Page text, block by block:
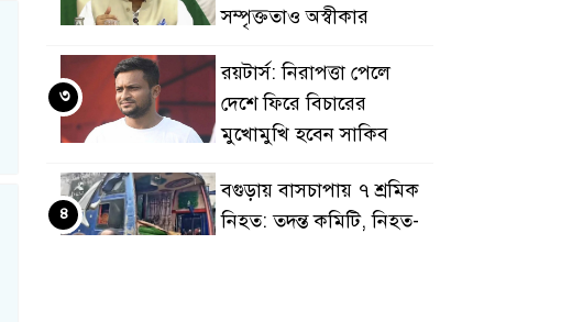
সম্পৃক্ততাও অস্বীকার
রয়টার্স: নিরাপত্তা পেলে
দেশে ফিরে বিচারের
মুখোমুখি হবেন সাকিব
৩
বগুড়ায় বাসচাপায় ৭ শ্রমিক
নিহত: তদন্ত কমিটি, নিহত-
৪